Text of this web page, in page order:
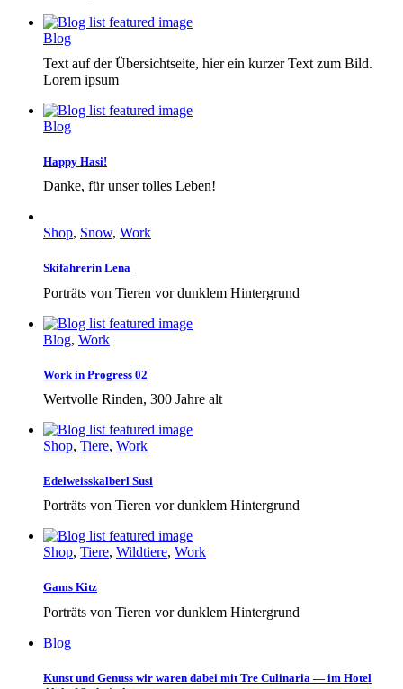
Blog
Text auf der Übersichtseite, hier ein kurzer Text zum Bild.
Lorem ipsum
Blog
Happy Hasi!
Danke, für unser tolles Leben!
Shop, Snow, Work
Skifahrerin Lena
Porträts von Tieren vor dunklem Hintergrund
Blog, Work
Work in Progress 02
Wertvolle Rinden, 300 Jahre alt
Shop, Tiere, Work
Edelweisskalberl Susi
Porträts von Tieren vor dunklem Hintergrund
Shop, Tiere, Wildtiere, Work
Gams Kitz
Porträts von Tieren vor dunklem Hintergrund
Blog
Kunst und Genuss wir waren dabei mit Tre Culinaria — im Hotel